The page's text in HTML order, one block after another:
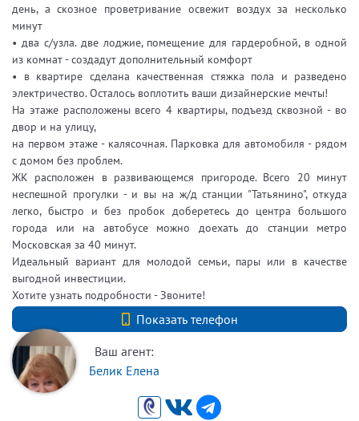
день, а скозное проветривание освежит воздух за несколько
минут
• два с/узла. две лоджие, помещение для гардеробной, в одной
из комнат - создадут дополнительный комфорт
• в квартире сделана качественная стяжка пола и разведено
электричество. Осталось воплотить ваши дизайнерские мечты!
На этаже расположены всего 4 квартиры, подъезд сквозной - во
двор и на улицу,
на первом этаже - калясочная. Парковка для автомобиля - рядом
с домом без проблем.
ЖК расположен в развивающемся пригороде. Всего 20 минут
неспешной прогулки - и вы на ж/д станции "Татьянино", откуда
легко, быстро и без пробок доберетесь до центра большого
города или на автобусе можно доехать до станции метро
Московская за 40 минут.
Идеальный вариант для молодой семьи, пары или в качестве
выгодной инвестиции.
Хотите узнать подробности - Звоните!
Показать телефон
+7 (812) 740-70-40
Ваш агент:
Белик Елена